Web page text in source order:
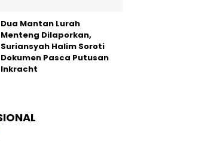
Dua Mantan Lurah
Menteng Dilaporkan,
Suriansyah Halim Soroti
Dokumen Pasca Putusan
Inkracht